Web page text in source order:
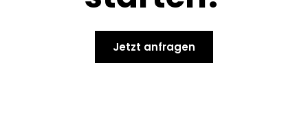
Jetzt anfragen